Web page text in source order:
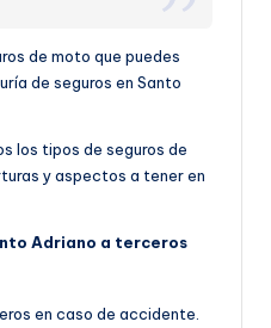
de moto que puedes
de seguros en Santo
los tipos de seguros de
y aspectos a tener en
Adriano a terceros
en caso de accidente.